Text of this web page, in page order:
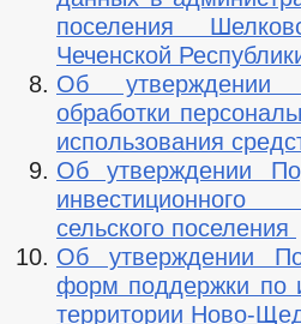
поселения
Чеченской
Об утверждении
обработки
использования
Об утверждении
инвестиционного
сельского поселения
Об утверждении
форм поддержки по
территории Ново-